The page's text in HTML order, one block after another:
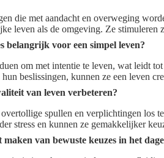
die met aandacht en overweging
leven als de omgeving. Ze
belangrijk voor een simpel leven?
om met intentie te leven, wat leidt
beslissingen, kunnen ze een leven
van leven verbeteren?
spullen en verplichtingen los
stress en kunnen ze gemakkelijker
van bewuste keuzes in het